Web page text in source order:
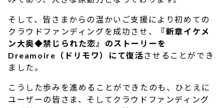
そして、皆さまからの温かいご支援により初めての
クラウドファンディングを成功させ、
『新章イケメ
ン大奥◆禁じられた恋』のストーリーを
Dreamoire（ドリモワ）にて復活させることができ
ました。
こうした歩みを進めることができたのも、ひとえに
ユーザーの皆さま、そしてクラウドファンディング